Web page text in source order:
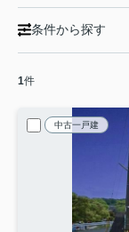
条件から探す
1件
中古一戸建